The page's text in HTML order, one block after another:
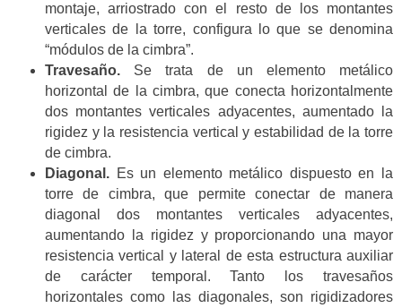
montaje, arriostrado con el resto de los montantes
verticales de la torre, configura lo que se denomina
“módulos de la cimbra”.
Travesaño. Se trata de un elemento metálico
horizontal de la cimbra, que conecta horizontalmente
dos montantes verticales adyacentes, aumentado la
rigidez y la resistencia vertical y estabilidad de la torre
de cimbra.
Diagonal. Es un elemento metálico dispuesto en la
torre de cimbra, que permite conectar de manera
diagonal dos montantes verticales adyacentes,
aumentando la rigidez y proporcionando una mayor
resistencia vertical y lateral de esta estructura auxiliar
de carácter temporal. Tanto los travesaños
horizontales como las diagonales, son rigidizadores